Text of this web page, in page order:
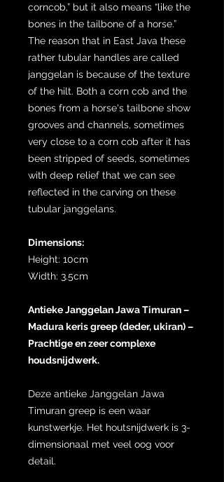
corncob,” but it also means “like the
bones in the tailbone of a horse.”
The reason that in East Java these
rather tubular handles are called
janggelan is because of the texture
of the hilt. Both a corn cob and the
bones from a horse's tailbone show
grooves and channels, sometimes
very close to a corn cob after it has
been stripped of seeds, sometimes
with deep relief that we can see
reflected in the carving on these
tubular janggelans.
Dimensions:
Height: 10cm
Width: 3.5cm
Antieke Janggelan Jawa Timuran –
Madura keris greep (deder, ukiran) –
Prachtige en zeer complexe
houdsnijdwerk.
Deze antieke Janggelan Jawa
Timuran greep is een waar
kunstwerkje. Het houtsnijdwerk is 3-
dimensionaal met veel oog voor
detail.